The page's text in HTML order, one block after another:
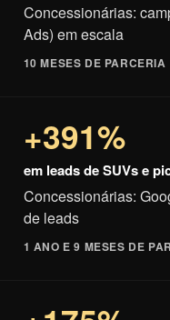
Concessionárias:
Ads) em escala
10 MESES DE PARCERIA
+391%
em leads de SUVs e
Concessionárias:
de leads
1 ANO E 9 MESES DE